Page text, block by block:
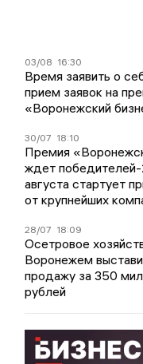
03/08 16:30
Время заявить о
прием заявок на
«Воронежский
30/07 18:10
Премия
ждет
августа стартует
от крупнейших
28/07 18:09
Осетровое
Воронежем
продажу за 350
рублей